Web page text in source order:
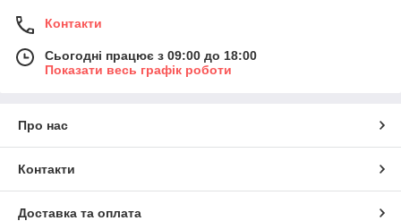
Контакти
Сьогодні працює з 09:00 до 18:00
Показати весь графік роботи
Про нас
Контакти
Доставка та оплата